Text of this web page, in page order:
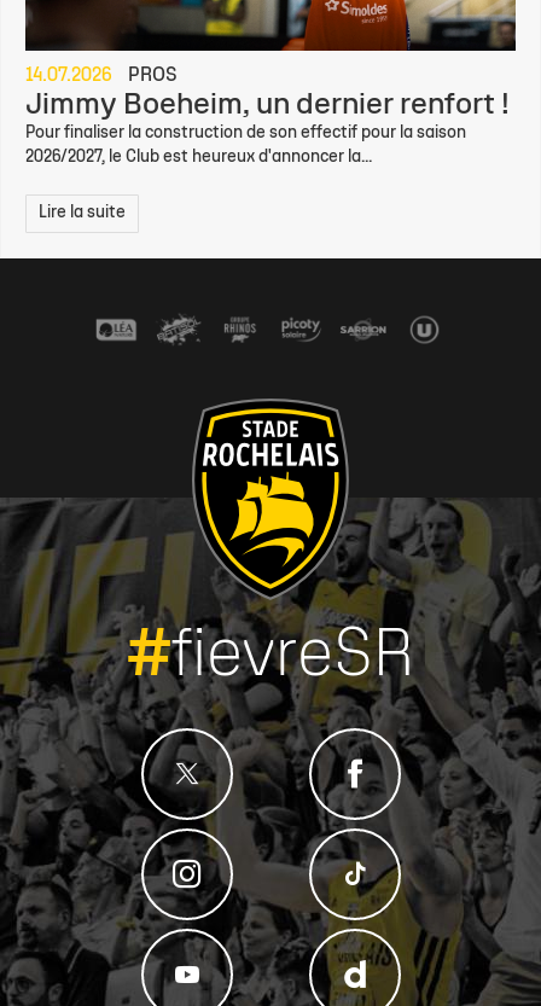
14.07.2026 PROS
Jimmy Boeheim, un dernier renfort !
Pour finaliser la construction de son effectif pour la saison
2026/2027, le Club est heureux d'annoncer la...
Lire la suite
#fievreSR